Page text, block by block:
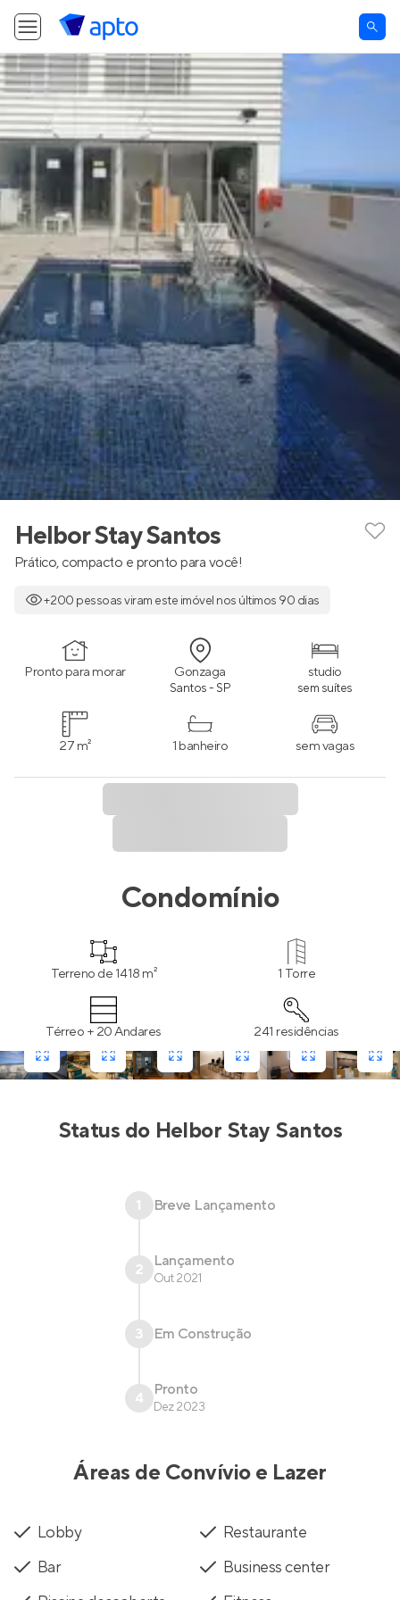
Helbor Stay Santos
Prático, compacto e pronto para você!
+200 pessoas viram este imóvel nos últimos 90 dias
Pronto para morar Gonzaga
Santos - SP
studio
sem suítes
27 m² 1 banheiro sem vagas
Condomínio
Terreno de 1418 m² 1 Torre
Térreo + 20 Andares 241 residências
Status do Helbor Stay Santos
1 Breve Lançamento
2 Lançamento
Out 2021
3 Em Construção
4 Pronto
Dez 2023
Áreas de Convívio e Lazer
Lobby
Restaurante
Bar
Business center